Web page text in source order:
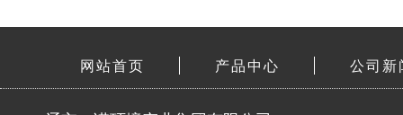
网站首页 产品中心 公司新